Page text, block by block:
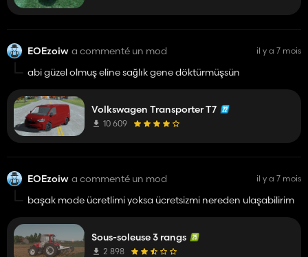
EOEzoiw a commenté un mod il y a 7 mois
abi güzel olmuş eline sağlık gene döktürmüşsün
Volkswagen Transporter T7
10 609
EOEzoiw a commenté un mod il y a 7 mois
başak mode ücretlimi yoksa ücretsizmi nereden ulaşabilirim
Sous-soleuse 3 rangs
2 898